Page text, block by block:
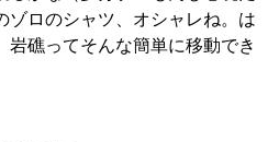
ゾロのシャツ、オシャレね。は
岩礁ってそんな簡単に移動でき